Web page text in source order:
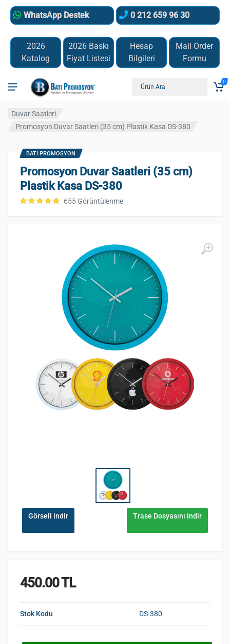
WhatsApp Destek 0 212 659 96 30
2026
Katalog
2026 Baskı
Fiyat Listesi
Hesap
Bilgileri
Mail Order
Formu
0
Duvar Saatleri
Promosyon Duvar Saatleri (35 cm) Plastik Kasa DS-380
Görseli indir Trase Dosyasını indir
Promosyon Duvar Saatleri (35 cm)
Plastik Kasa DS-380
655 Görüntülenme
BATI PROMOSYON
450.00 TL
Stok Kodu DS-380